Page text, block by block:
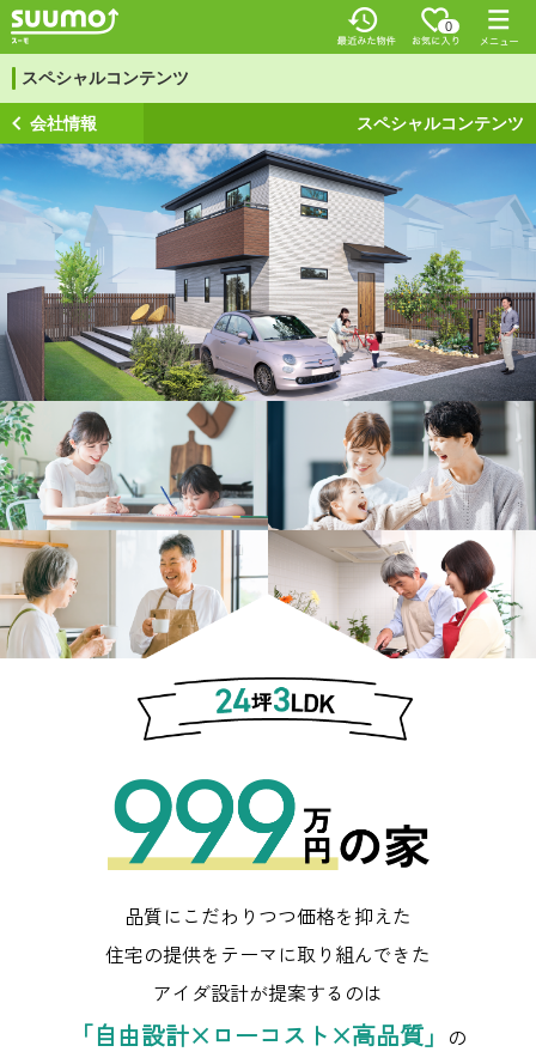
0
スペシャルコンテンツ
会社情報 スペシャルコンテンツ
品質にこだわりつつ価格を抑えた
住宅の提供をテーマに取り組んできた
アイダ設計が提案するのは
「自由設計×ローコスト×高品質」 の